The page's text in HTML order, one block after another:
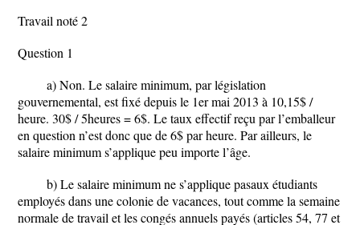
Travail noté 2
Question 1
a) Non. Le salaire minimum, par législation
gouvernemental, est fixé depuis le 1er mai 2013 à 10,15$ /
heure. 30$ / 5heures = 6$. Le taux effectif reçu par l’emballeur
en question n’est donc que de 6$ par heure. Par ailleurs, le
salaire minimum s’applique peu importe l’âge.
b) Le salaire minimum ne s’applique pasaux étudiants
employés dans une colonie de vacances, tout comme la semaine
normale de travail et les congés annuels payés (articles 54, 77 et